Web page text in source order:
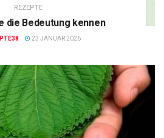
REZEPTE
die Bedeutung kennen
23 JANUAR 2026